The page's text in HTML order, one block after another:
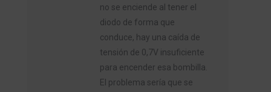
no se enciende al tener el
diodo de forma que
conduce, hay una caída de
tensión de 0,7V insuficiente
para encender esa bombilla.
El problema sería que se